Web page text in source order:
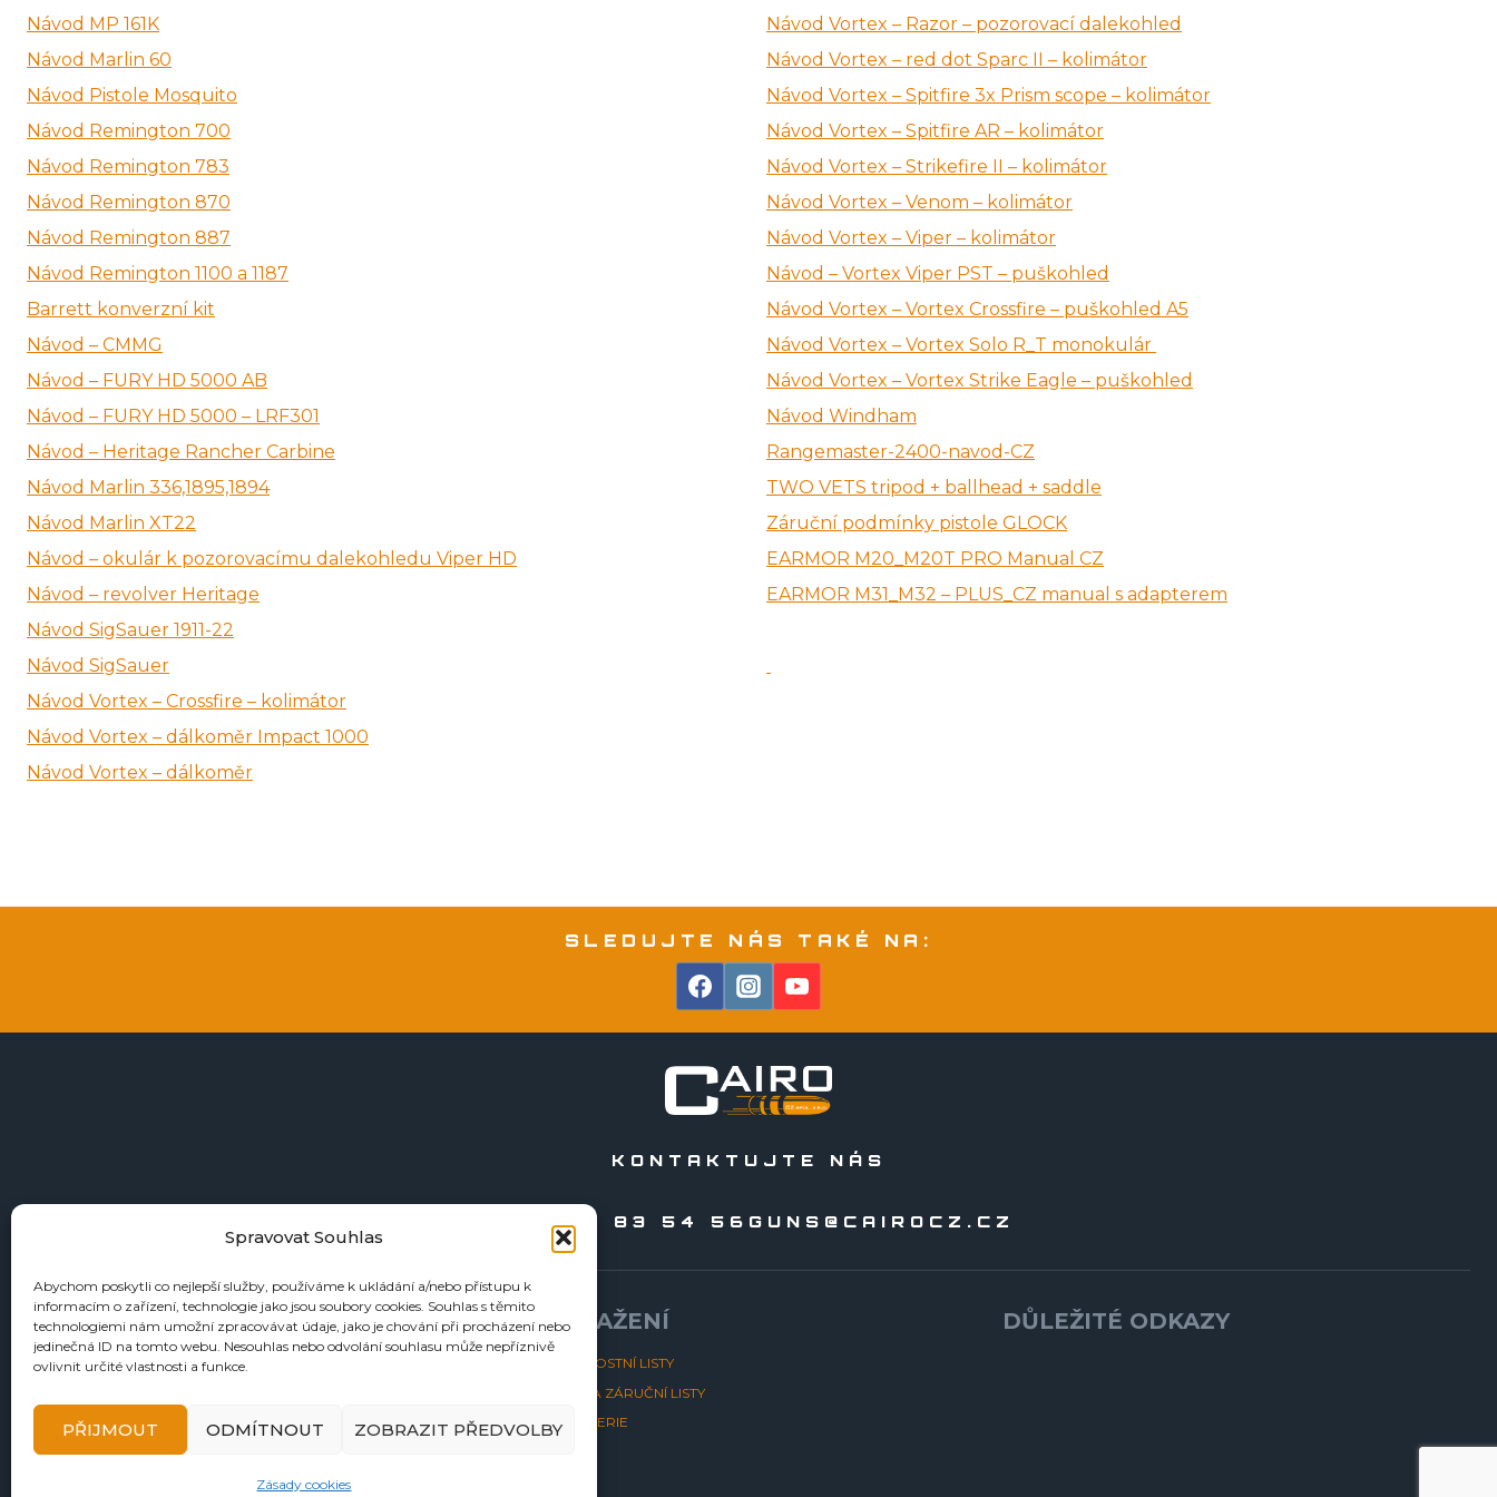
Spravovat Souhlas
Abychom poskytli co nejlepší služby, používáme k ukládání a/nebo přístupu k
informacím o zařízení, technologie jako jsou soubory cookies. Souhlas s těmito
technologiemi nám umožní zpracovávat údaje, jako je chování při procházení nebo
jedinečná ID na tomto webu. Nesouhlas nebo odvolání souhlasu může nepříznivě
ovlivnit určité vlastnosti a funkce.
PŘIJMOUT ODMÍTNOUT ZOBRAZIT PŘEDVOLBY
Zásady cookies
Návod MP 161K
Návod Marlin 60
Návod Pistole Mosquito
Návod Remington 700
Návod Remington 783
Návod Remington 870
Návod Remington 887
Návod Remington 1100 a 1187
Barrett konverzní kit
Návod – CMMG
Návod – FURY HD 5000 AB
Návod – FURY HD 5000 – LRF301
Návod – Heritage Rancher Carbine
Návod Marlin 336,1895,1894
Návod Marlin XT22
Návod – okulár k pozorovacímu dalekohledu Viper HD
Návod – revolver Heritage
Návod SigSauer 1911-22
Návod SigSauer
Návod Vortex – Crossfire – kolimátor
Návod Vortex – dálkoměr Impact 1000
Návod Vortex – dálkoměr
Návod Vortex – Razor – pozorovací dalekohled
Návod Vortex – red dot Sparc II – kolimátor
Návod Vortex – Spitfire 3x Prism scope – kolimátor
Návod Vortex – Spitfire AR – kolimátor
Návod Vortex – Strikefire II – kolimátor
Návod Vortex – Venom – kolimátor
Návod Vortex – Viper – kolimátor
Návod – Vortex Viper PST – puškohled
Návod Vortex – Vortex Crossfire – puškohled A5
Návod Vortex – Vortex Solo R_T monokulár
Návod Vortex – Vortex Strike Eagle – puškohled
Návod Windham
Rangemaster-2400-navod-CZ
TWO VETS tripod + ballhead + saddle
Záruční podmínky pistole GLOCK
EARMOR M20_M20T PRO Manual CZ
EARMOR M31_M32 – PLUS_CZ manual s adapterem
SLEDUJTE NÁS TAKÉ NA:
KONTAKTUJTE NÁS
+420 556 83 54 56 GUNS@CAIROCZ.CZ
KATALOGY
Zbraně
Reloading
Doplňky
KE STAŽENÍ
BEZPEČNOSTNÍ LISTY
NÁVODY A ZÁRUČNÍ LISTY
FOTOGALERIE
DŮLEŽITÉ ODKAZY